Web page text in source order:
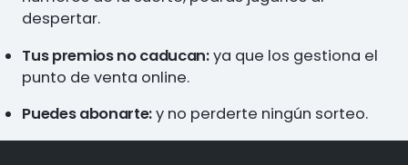
despertar.
Tus premios no caducan:ya que los gestiona el
punto de venta online.
Puedes abonarte:y no perderte ningún sorteo.